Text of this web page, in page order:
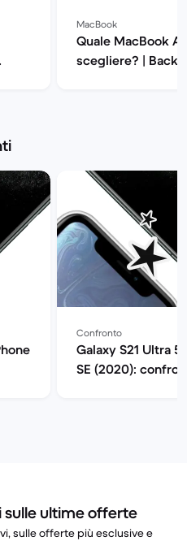
MacBook
Quale MacBook
scegliere? | Back
Confronto
Galaxy S21 Ultra
SE (2020):
ultime offerte
sulle offerte più esclusive e